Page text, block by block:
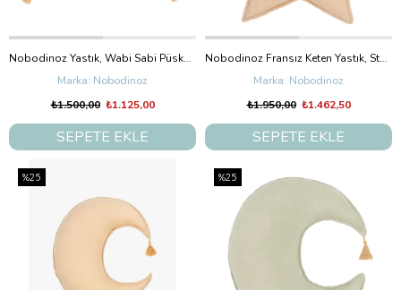
Nobodinoz Yastık, Wabi Sabi Püsküllü Brown Hoshi Birds
Nobodinoz
₺1.125,00
₺1.500,00
SEPETE EKLE
Nobodinoz Fransız Keten Yastık, Star Sand
Nobodinoz
₺1.462,50
₺1.950,00
SEPETE EKLE
%25 %25